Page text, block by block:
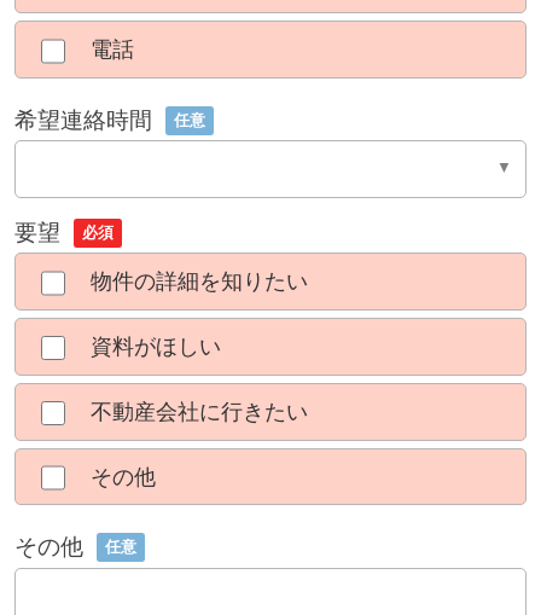
電話
希望連絡時間 任意
要望 必須
物件の詳細を知りたい
資料がほしい
不動産会社に行きたい
その他
その他 任意